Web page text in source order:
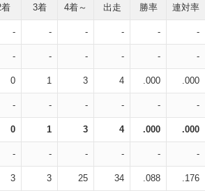
3着 4着～ 出走 勝率 連対率
- - - - - -
- - - - - -
0 1 3 4 .000 .000
- - - - - -
0 1 3 4 .000 .000
- - - - - -
3 3 25 34 .088 .176